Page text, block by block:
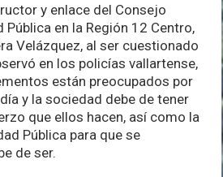
y enlace del Consejo
Pública en la Región 12 Centro,
Velázquez, al ser cuestionado
en los policías vallartense,
están preocupados por
y la sociedad debe de tener
que ellos hacen, así como la
Pública para que se
de ser.